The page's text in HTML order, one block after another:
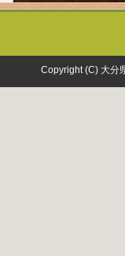
Copyright (C) 大分